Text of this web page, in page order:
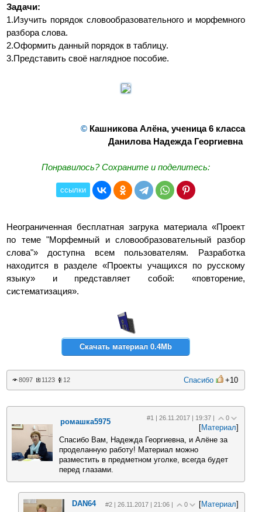
Задачи:
1.Изучить порядок словообразовательного и морфемного
разбора слова.
2.Оформить данный порядок в таблицу.
3.Представить своё наглядное пособие.
© Кашникова Алёна, ученица 6 класса
Данилова Надежда Георгиевна
Понравилось? Сохраните и поделитесь:
ссылки
Неограниченная бесплатная загрука материала «Проект
по теме "Морфемный и словообразовательный разбор
слова"» доступна всем пользователям. Разработка
находится в разделе «Проекты учащихся по русскому
языку» и представляет собой: «повторение,
систематизация».
Скачать материал 0.4Mb
8097 1123 12 Спасибо +10
ромашка5975 #1 | 26.11.2017 | 19:37 | 0
[Материал]
Спасибо Вам, Надежда Георгиевна, и Алёне за
проделанную работу! Материал можно
разместить в предметном уголке, всегда будет
перед глазами.
DAN64 #2 | 26.11.2017 | 21:06 | 0 [Материал]